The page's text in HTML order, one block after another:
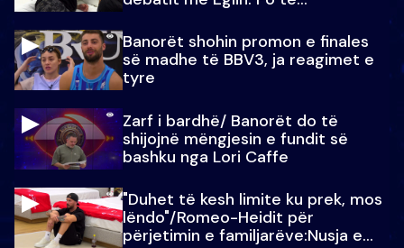
Banorët shohin promon e finales
së madhe të BBV3, ja reagimet e
tyre
Zarf i bardhë/ Banorët do të
shijojnë mëngjesin e fundit së
bashku nga Lori Caffe
"Duhet të kesh limite ku prek, mos
lëndo"/Romeo-Heidit për
përjetimin e familjarëve:Nusja e